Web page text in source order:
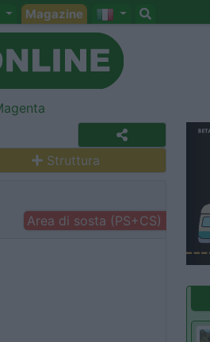
Magazine
Struttura
Area di sosta (PS+CS)